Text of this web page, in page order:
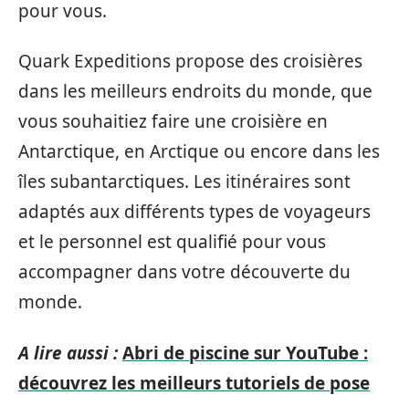
pour vous.
Quark Expeditions propose des croisières
dans les meilleurs endroits du monde, que
vous souhaitiez faire une croisière en
Antarctique, en Arctique ou encore dans les
îles subantarctiques. Les itinéraires sont
adaptés aux différents types de voyageurs
et le personnel est qualifié pour vous
accompagner dans votre découverte du
monde.
A lire aussi :Abri de piscine sur YouTube :
découvrez les meilleurs tutoriels de pose